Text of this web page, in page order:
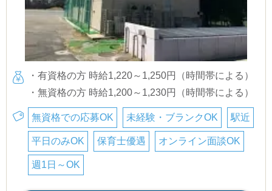
・有資格の方 時給1,220～1,250円（時間帯による）
・無資格の方 時給1,200～1,230円（時間帯による）
無資格での応募OK 未経験・ブランクOK 駅近
平日のみOK 保育士優遇 オンライン面談OK
週1日～OK